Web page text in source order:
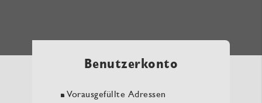
Benutzerkonto
Vorausgefüllte Adressen